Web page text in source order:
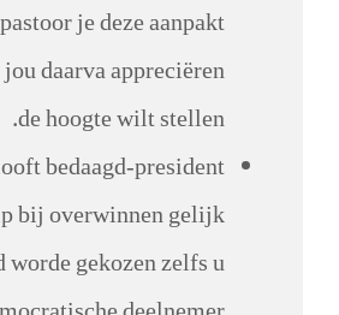
je deze aanpakt
daarva appreciëren
de hoogte wilt stellen.
bedaagd-president
bij overwinnen gelijk
gekozen zelfs u